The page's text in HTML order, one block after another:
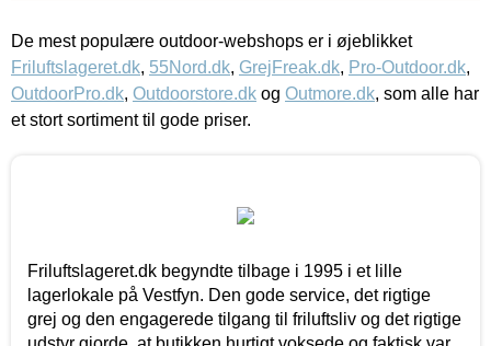
De mest populære outdoor-webshops er i øjeblikket
Friluftslageret.dk, 55Nord.dk, GrejFreak.dk, Pro-Outdoor.dk,
OutdoorPro.dk, Outdoorstore.dk og Outmore.dk, som alle har
et stort sortiment til gode priser.
Friluftslageret.dk begyndte tilbage i 1995 i et lille
lagerlokale på Vestfyn. Den gode service, det rigtige
grej og den engagerede tilgang til friluftsliv og det rigtige